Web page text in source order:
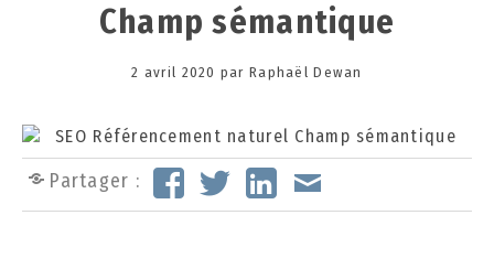
Champ sémantique
Posted
2 avril 2020 3
e
p
t
parRaphaël Dewan
Partager :